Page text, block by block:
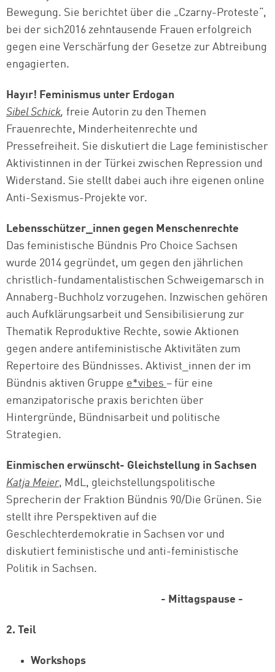
Bewegung. Sie berichtet über die „Czarny-Proteste“,
bei der sich2016 zehntausende Frauen erfolgreich
gegen eine Verschärfung der Gesetze zur Abtreibung
engagierten.
Hayır! Feminismus unter Erdogan
Sibel Schick, freie Autorin zu den Themen
Frauenrechte, Minderheitenrechte und
Pressefreiheit. Sie diskutiert die Lage feministischer
Aktivistinnen in der Türkei zwischen Repression und
Widerstand. Sie stellt dabei auch ihre eigenen online
Anti-Sexismus-Projekte vor.
Lebensschützer_innen gegen Menschenrechte
Das feministische Bündnis Pro Choice Sachsen
wurde 2014 gegründet, um gegen den jährlichen
christlich-fundamentalistischen Schweigemarsch in
Annaberg-Buchholz vorzugehen. Inzwischen gehören
auch Aufklärungsarbeit und Sensibilisierung zur
Thematik Reproduktive Rechte, sowie Aktionen
gegen andere antifeministische Aktivitäten zum
Repertoire des Bündnisses. Aktivist_innen der im
Bündnis aktiven Gruppe e*vibes – für eine
emanzipatorische praxis berichten über
Hintergründe, Bündnisarbeit und politische
Strategien.
Einmischen erwünscht- Gleichstellung in Sachsen
Katja Meier, MdL, gleichstellungspolitische
Sprecherin der Fraktion Bündnis 90/Die Grünen. Sie
stellt ihre Perspektiven auf die
Geschlechterdemokratie in Sachsen vor und
diskutiert feministische und anti-feministische
Politik in Sachsen.
- Mittagspause -
2. Teil
Workshops